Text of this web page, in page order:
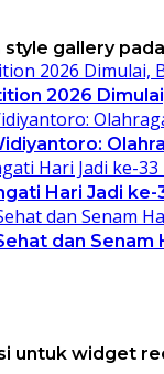
gallery
2026
Hari Jadi
dan
untuk widget